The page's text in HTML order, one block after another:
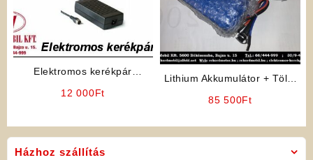
Házhoz szállítás
Elektromos kerékpár
12 000Ft
Lithium Akkumulátor + Töltő
85 500Ft